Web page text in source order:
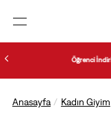
Öğrenci
Anasayfa Kadın Giyim